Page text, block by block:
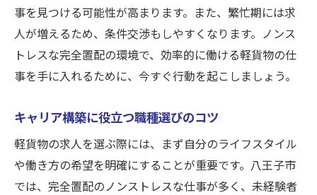
事を見つける可能性が高まります。また、繁忙期には求
人が増えるため、条件交渉もしやすくなります。ノンス
トレスな完全置配の環境で、効率的に働ける軽貨物の仕
事を手に入れるために、今すぐ行動を起こしましょう。
キャリア構築に役立つ職種選びのコツ
軽貨物の求人を選ぶ際には、まず自分のライフスタイル
や働き方の希望を明確にすることが重要です。八王子市
では、完全置配のノンストレスな仕事が多く、未経験者